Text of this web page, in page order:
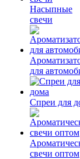
Насыпные
свечи
для
Спреи для
свечи оптом